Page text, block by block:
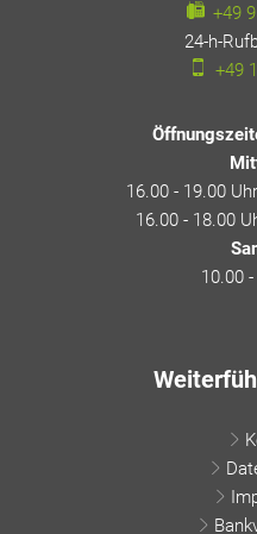
+49
24-h-
+49
16.00 - 19.00
16.00 - 18.00
10.00